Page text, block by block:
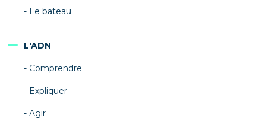
Le bateau
L'ADN
Comprendre
Expliquer
Agir